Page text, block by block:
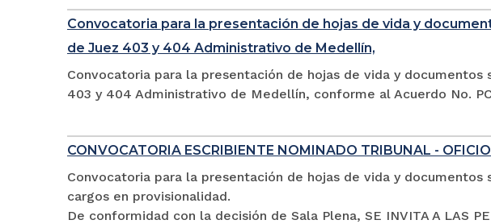
Convocatoria para la presentación de hojas de vida y
de Juez 403 y 404 Administrativo de Medellín,
Convocatoria para la presentación de hojas de vida y
403 y 404 Administrativo de Medellín, conforme al Acuerdo No.
CONVOCATORIA ESCRIBIENTE NOMINADO TRIBUNAL -
Convocatoria para la presentación de hojas de vida y
cargos en provisionalidad.
De conformidad con la decisión de Sala Plena, SE INVITA A LAS